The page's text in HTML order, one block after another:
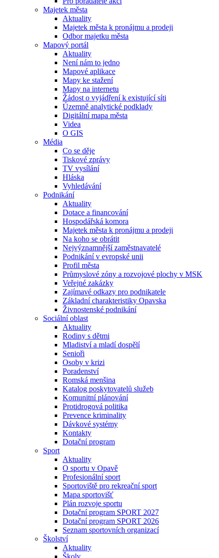
Majetek města
Aktuality
Majetek města k pronájmu a prodeji
Odbor majetku města
Mapový portál
Aktuality
Není nám to jedno
Mapové aplikace
Mapy ke stažení
Mapy na internetu
Žádost o vyjádření k existující síti
Územně analytické podklady
Digitální mapa města
Videa
O GIS
Média
Co se děje
Tiskové zprávy
TV vysílání
Hláska
Vyhledávání
Podnikání
Aktuality
Dotace a financování
Hospodářská komora
Majetek města k pronájmu a prodeji
Na koho se obrátit
Nejvýznamnější zaměstnavatelé
Podnikání v evropské unii
Profil města
Průmyslové zóny a rozvojové plochy v MSK
Veřejné zakázky
Zajímavé odkazy pro podnikatele
Základní charakteristiky Opavska
Živnostenské podnikání
Sociální oblast
Aktuality
Rodiny s dětmi
Mladiství a mladí dospělí
Senioři
Osoby v krizi
Poradenství
Romská menšina
Katalog poskytovatelů služeb
Komunitní plánování
Protidrogová politika
Prevence kriminality
Dávkové systémy
Kontakty
Dotační program
Sport
Aktuality
O sportu v Opavě
Profesionální sport
Sportoviště pro rekreační sport
Mapa sportovišť
Plán rozvoje sportu
Dotační program SPORT 2027
Dotační program SPORT 2026
Seznam sportovních organizací
Školství
Aktuality